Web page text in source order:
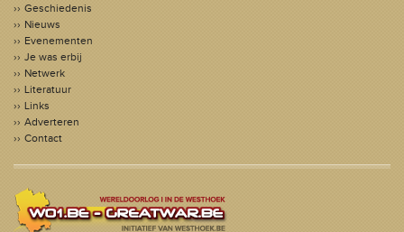
Geschiedenis
Nieuws
Evenementen
Je was erbij
Netwerk
Literatuur
Links
Adverteren
Contact